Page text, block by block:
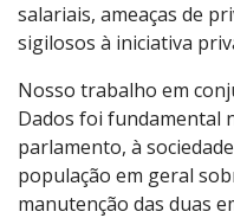
salariais, ameaças de
sigilosos à iniciativa
Nosso trabalho em
Dados foi fundamental
parlamento, à
população em geral
manutenção das duas